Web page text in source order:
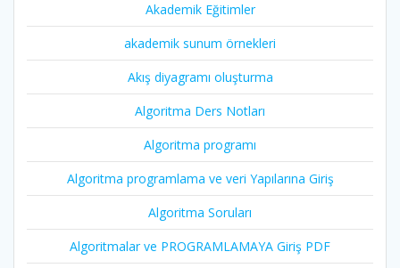
Akademik Eğitimler
akademik sunum örnekleri
Akış diyagramı oluşturma
Algoritma Ders Notları
Algoritma programı
Algoritma programlama ve veri Yapılarına Giriş
Algoritma Soruları
Algoritmalar ve PROGRAMLAMAYA Giriş PDF